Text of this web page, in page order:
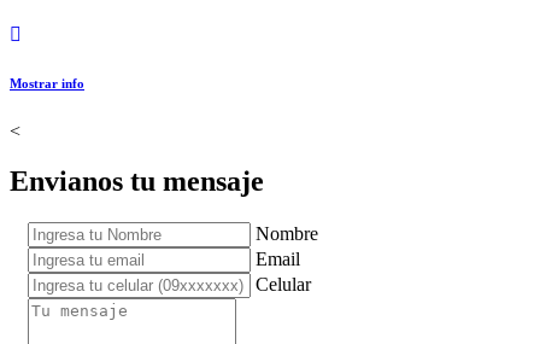
Mostrar info
<
Envianos tu mensaje
Nombre
Email
Celular